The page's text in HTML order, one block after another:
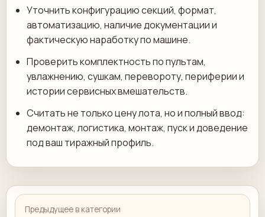
Уточнить конфигурацию секций, формат,
автоматизацию, наличие документации и
фактическую наработку по машине.
Проверить комплектность по пультам,
увлажнению, сушкам, перевороту, периферии и
истории сервисных вмешательств.
Считать не только цену лота, но и полный ввод:
демонтаж, логистика, монтаж, пуск и доведение
под ваш тиражный профиль.
Предыдущее в категории